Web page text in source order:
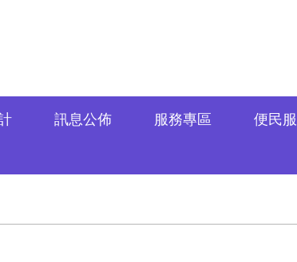
訊息公佈 服務專區 便民